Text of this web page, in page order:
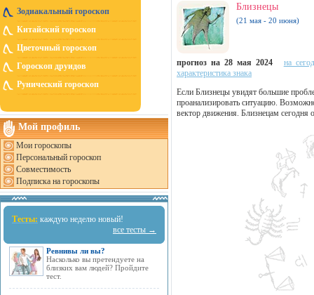
Зодиакальный гороскоп
Китайский гороскоп
Цветочный гороскоп
Гороскоп друидов
Рунический гороскоп
Мой профиль
Мои гороскопы
Персональный гороскоп
Совместимость
Подписка на гороскопы
Тесты: каждую неделю новый!
все тесты →
Ревнивы ли вы?
Насколько вы претендуете на
близких вам людей? Пройдите
тест.
Близнецы
(21 мая - 20 июня)
прогноз на 28 мая 2024
на
характеристика знака
Если Близнецы увидят большие
проанализировать ситуацию.
вектор движения. Близнецам сегодня